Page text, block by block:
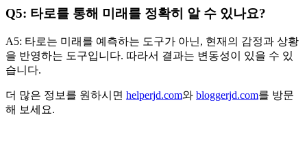
Q5: 타로를 통해 미래를 정확히 알 수 있나요?
A5: 타로는 미래를 예측하는 도구가 아닌, 현재의 감정과 상황
을 반영하는 도구입니다. 따라서 결과는 변동성이 있을 수 있
습니다.
더 많은 정보를 원하시면 helperjd.com와 bloggerjd.com를 방문
해 보세요.